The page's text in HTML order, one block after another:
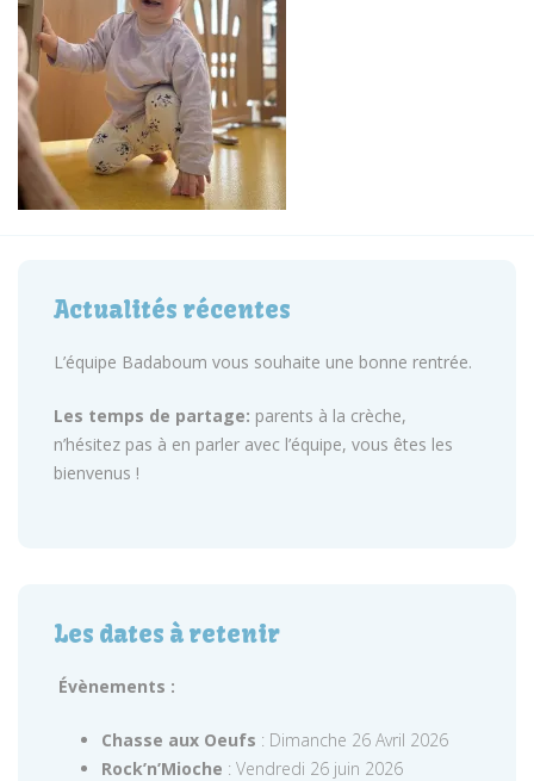
Actualités récentes
L’équipe Badaboum vous souhaite une bonne rentrée.
Les temps de partage: parents à la crèche,
n’hésitez pas à en parler avec l’équipe, vous êtes les
bienvenus !
Les dates à retenir
Évènements :
Chasse aux Oeufs : Dimanche 26 Avril 2026
Rock’n’Mioche : Vendredi 26 juin 2026